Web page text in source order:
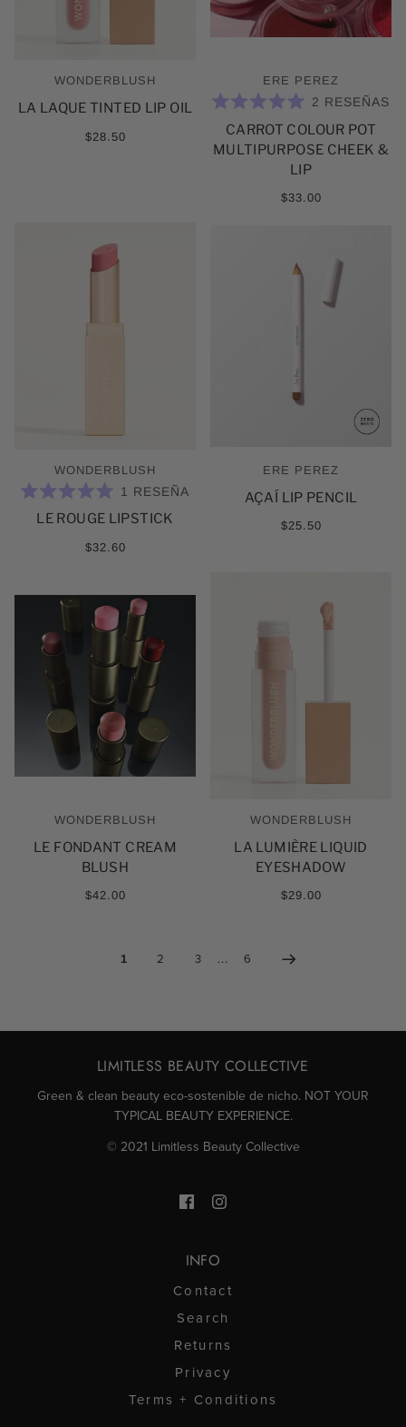
WONDERBLUSH
LA LAQUE TINTED LIP OIL
$28.50
ERE PEREZ
5.0
DE
5
ESTRELLAS
2 RESEÑAS
CARROT COLOUR POT
MULTIPURPOSE CHEEK &
LIP
$33.00
WONDERBLUSH
5.0
ESTRELLAS
1 RESEÑA
LE ROUGE LIPSTICK
$32.60
ERE PEREZ
AÇAÍ LIP PENCIL
$25.50
WONDERBLUSH
LE FONDANT CREAM
BLUSH
$42.00
WONDERBLUSH
LA LUMIÈRE LIQUID
EYESHADOW
$29.00
1 2 3 … 6
LIMITLESS BEAUTY COLLECTIVE
Green & clean beauty eco-sostenible de nicho. NOT YOUR
TYPICAL BEAUTY EXPERIENCE.
© 2021 Limitless Beauty Collective
INFO
Contact
Search
Returns
Privacy
Terms + Conditions